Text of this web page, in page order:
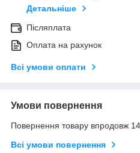
Детальніше
Післяплата
Оплата на рахунок
Всі умови оплати
Умови повернення
Повернення товару впродовж
Всі умови повернення